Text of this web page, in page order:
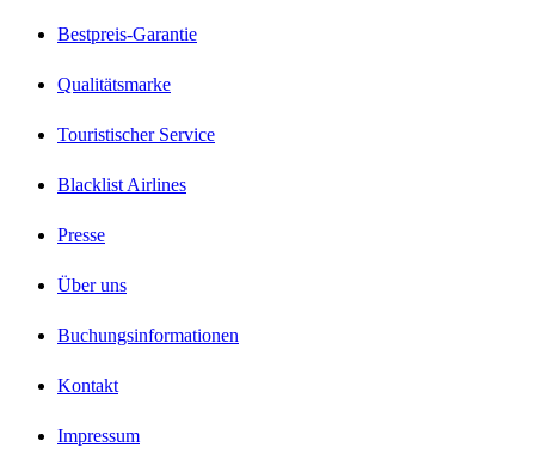
Bestpreis-Garantie
Qualitätsmarke
Touristischer Service
Blacklist Airlines
Presse
Über uns
Buchungsinformationen
Kontakt
Impressum